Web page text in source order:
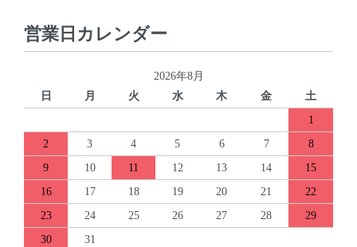
営業日カレンダー
2026年8月
日
月 火 水 木 金
土
1
2
3 4 5 6 7
8
9
10 11 12 13 14
15
16
17 18 19 20 21
22
23
24 25 26 27 28
29
30
31